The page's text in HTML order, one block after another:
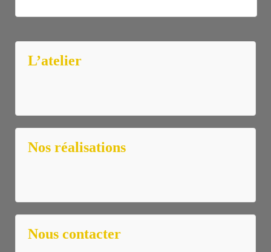
L’atelier
Nos réalisations
Nous contacter